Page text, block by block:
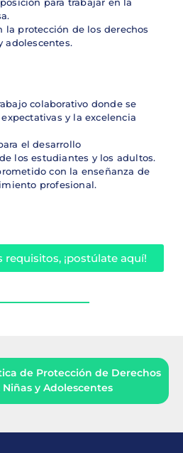
la protección de los derechos
adolescentes.
colaborativo donde se
y la excelencia
el desarrollo
los estudiantes y los adultos.
con la enseñanza de
profesional.
requisitos, ¡postúlate aquí!
de Protección de Derechos
Niñas y Adolescentes